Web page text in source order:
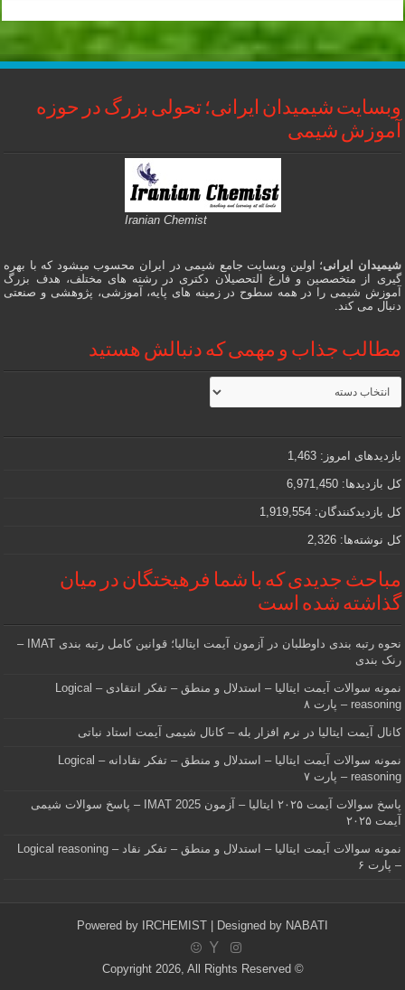
وبسایت شیمیدان ایرانی؛ تحولی بزرگ در حوزه
آموزش شیمی
Iranian Chemist
شیمیدان ایرانی؛ اولین وبسایت جامع شیمی در ایران محسوب میشود که با بهره
گیری از متخصصین و فارغ التحصیلان دکتری در رشته های مختلف، هدف بزرگ
آموزش شیمی را در همه سطوح در زمینه های پایه، آموزشی، پژوهشی و صنعتی
دنبال می کند.
مطالب جذاب و مهمی که دنبالش هستید
مطالب
جذاب
و
که
دنبالش
هستید
بازدیدهای امروز:1,463
کل بازدیدها:6,971,450
کل بازدیدکنند‌گان:1,919,554
کل نوشته‌ها:2,326
مباحث جدیدی که با شما فرهیختگان در میان
گذاشته شده است
نحوه رتبه بندی داوطلبان در آزمون آیمت ایتالیا؛ قوانین کامل رتبه بندی IMAT –
رنک بندی
نمونه سوالات آیمت ایتالیا – استدلال و منطق – تفکر انتقادی – Logical
reasoning – پارت ۸
کانال آیمت ایتالیا در نرم افزار بله – کانال شیمی آیمت استاد نباتی
نمونه سوالات آیمت ایتالیا – استدلال و منطق – تفکر نقادانه – Logical
reasoning – پارت ۷
پاسخ سوالات آیمت ۲۰۲۵ ایتالیا – آزمون IMAT 2025 – پاسخ سوالات شیمی
آیمت ۲۰۲۵
نمونه سوالات آیمت ایتالیا – استدلال و منطق – تفکر نقاد – Logical reasoning
– پارت ۶
Powered by IRCHEMIST | Designed by NABATI
© Copyright 2026, All Rights Reserved